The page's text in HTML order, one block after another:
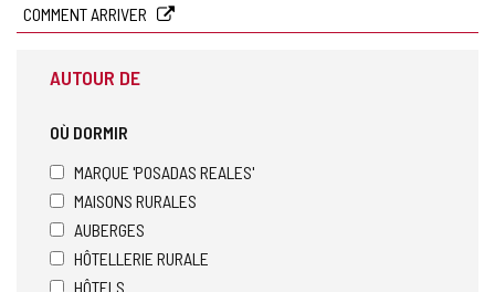
COMMENT ARRIVER
AUTOUR DE
OÙ DORMIR
MARQUE 'POSADAS REALES'
MAISONS RURALES
AUBERGES
HÔTELLERIE RURALE
HÔTELS